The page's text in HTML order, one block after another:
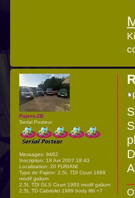
Pajero-2B
Serial Posteur
Messages: 9462
Inscription: 18 Avr 2007 18:43
Localisation: 20 FURIANI
Type de Pajero: 2,5L TDI Court 1989
modif galium
2,5L TDI GLS Court 1993 modif galium
2,5L TD Cabriolet 1989 body liftt +7